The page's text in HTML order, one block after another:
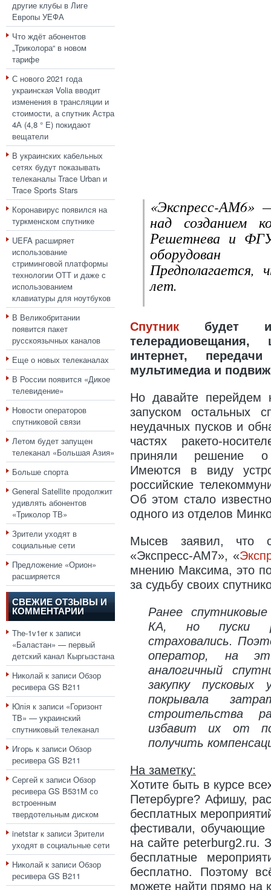
другие клубы в Лиге
Европы УЕФА
Что ждёт абонентов
„Триколора“ в новом
тарифе
С нового 2021 года
украинская Volia вводит
изменения в трансляции и
стоимости, а спутник Астра
4А (4,8 ° E) покидают
вещатели
В украинских кабельных
сетях будут показывать
телеканалы Trace Urban и
Trace Sports Stars
Коронавирус появился на
туркменском спутнике
UEFA расширяет
использование
стриминговой платформы
технологии ОТТ и даже с
использованием
клавиатуры для ноутбуков
В Великобритании
появится пакет
русскоязычных каналов
Еще о новых телеканалах
В России появится «Дикое
телевидение»
Новости операторов
спутниковой связи
Летом будет запущен
телеканал «Большая Азия»
Больше спорта
General Satellite продолжит
удивлять абонентов
«Триколор ТВ»
Зрители уходят в
социальные сети
Предложение «Орион»
расширяется
СВЕЖИЕ ОТЗЫВЫ И
КОММЕНТАРИИ
The-1v1erк записи
«Баластан» — первый
детский канал Кыргызстана
Николай к записи Обзор
ресивера GS B211
Юлія к записи «Горизонт
ТВ» — украинский
спутниковый телеканал
Игорь к записи Обзор
ресивера GS B211
Сергей к записи Обзор
ресивера GS B531M со
встроенным
твердотельным диском
inetstarк записи Зрители
уходят в социальные сети
Николай к записи Обзор
ресивера GS B211
«Экспресс-АМ6»
над созданием
Решетнева и
оборудован
лет.
Спутник будет
интернет,
мультимедиа и
Но давайте перейдем
запуском остальных
неудачных пусков и
частях ракето-
приняли решение о
Имеются в виду
российские
Об этом стало
одного из отделов
Мысев заявил, что
«Экспресс-АМ7», «
мнению Максима, это
за судьбу своих
Ранее
КА, но пуски
страховались.
оператор, на
аналогичный
закупку
покрывала
строительства
избавит их от
получить
На заметку:
Хотите быть в курсе
Петербурге? Афишу,
бесплатных
фестивали, обучающие
на сайте peterburg2.ru.
бесплатные
бесплатно. Поэтому
можете найти прямо на